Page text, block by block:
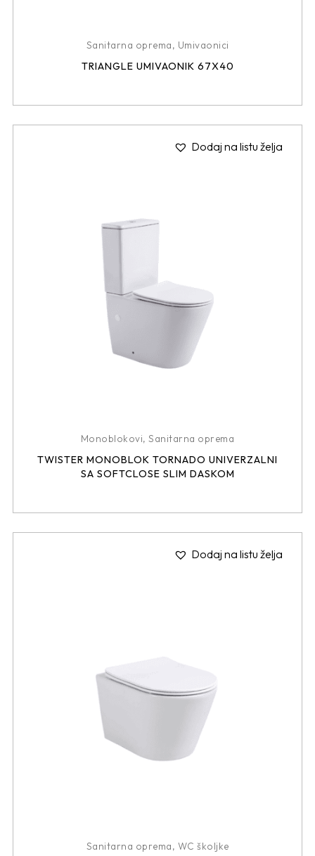
Sanitarna oprema, Umivaonici
TRIANGLE UMIVAONIK 67X40
Dodaj na listu želja
Monoblokovi,Sanitarna oprema
TWISTER MONOBLOK TORNADO UNIVERZALNI
SA SOFTCLOSE SLIM DASKOM
Dodaj na listu želja
Sanitarna oprema, WC školjke